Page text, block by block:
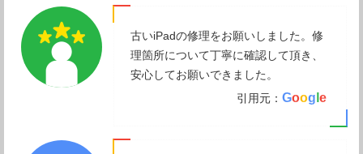
古いiPadの修理をお願いしました。修
理箇所について丁寧に確認して頂き、
安心してお願いできました。
引用元： Goog e